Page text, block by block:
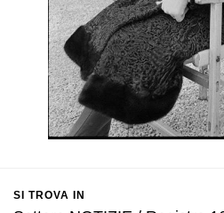
SI TROVA IN